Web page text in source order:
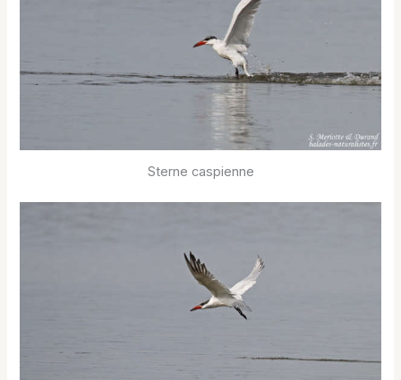
Sterne caspienne